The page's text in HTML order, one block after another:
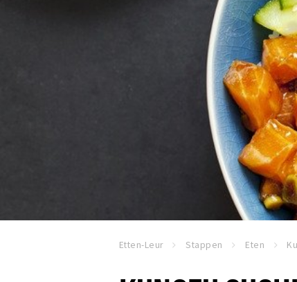
Etten-Leur Stappen Eten